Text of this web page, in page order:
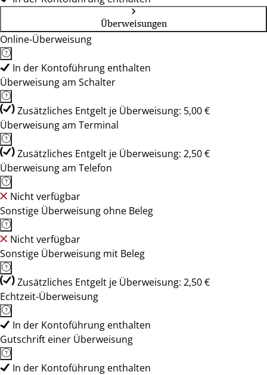
Überweisungen
Online-Überweisung
In der Kontoführung enthalten
Überweisung am Schalter
Zusätzliches Entgelt je Überweisung: 5,00 €
Überweisung am Terminal
Zusätzliches Entgelt je Überweisung: 2,50 €
Überweisung am Telefon
Nicht verfügbar
Sonstige Überweisung ohne Beleg
Nicht verfügbar
Sonstige Überweisung mit Beleg
Zusätzliches Entgelt je Überweisung: 2,50 €
Echtzeit-Überweisung
In der Kontoführung enthalten
Gutschrift einer Überweisung
In der Kontoführung enthalten